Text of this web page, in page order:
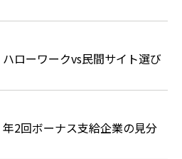
ローワークvs民間サイト選び
2回ボーナス支給企業の見分